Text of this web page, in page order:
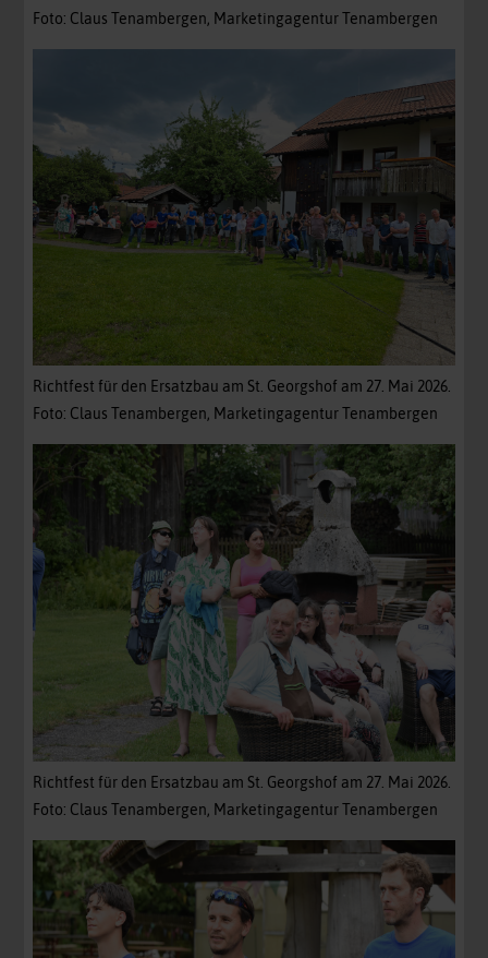
Foto: Claus Tenambergen, Marketingagentur Tenambergen
Richtfest für den Ersatzbau am St. Georgshof am 27. Mai 2026.
Foto: Claus Tenambergen, Marketingagentur Tenambergen
Richtfest für den Ersatzbau am St. Georgshof am 27. Mai 2026.
Foto: Claus Tenambergen, Marketingagentur Tenambergen